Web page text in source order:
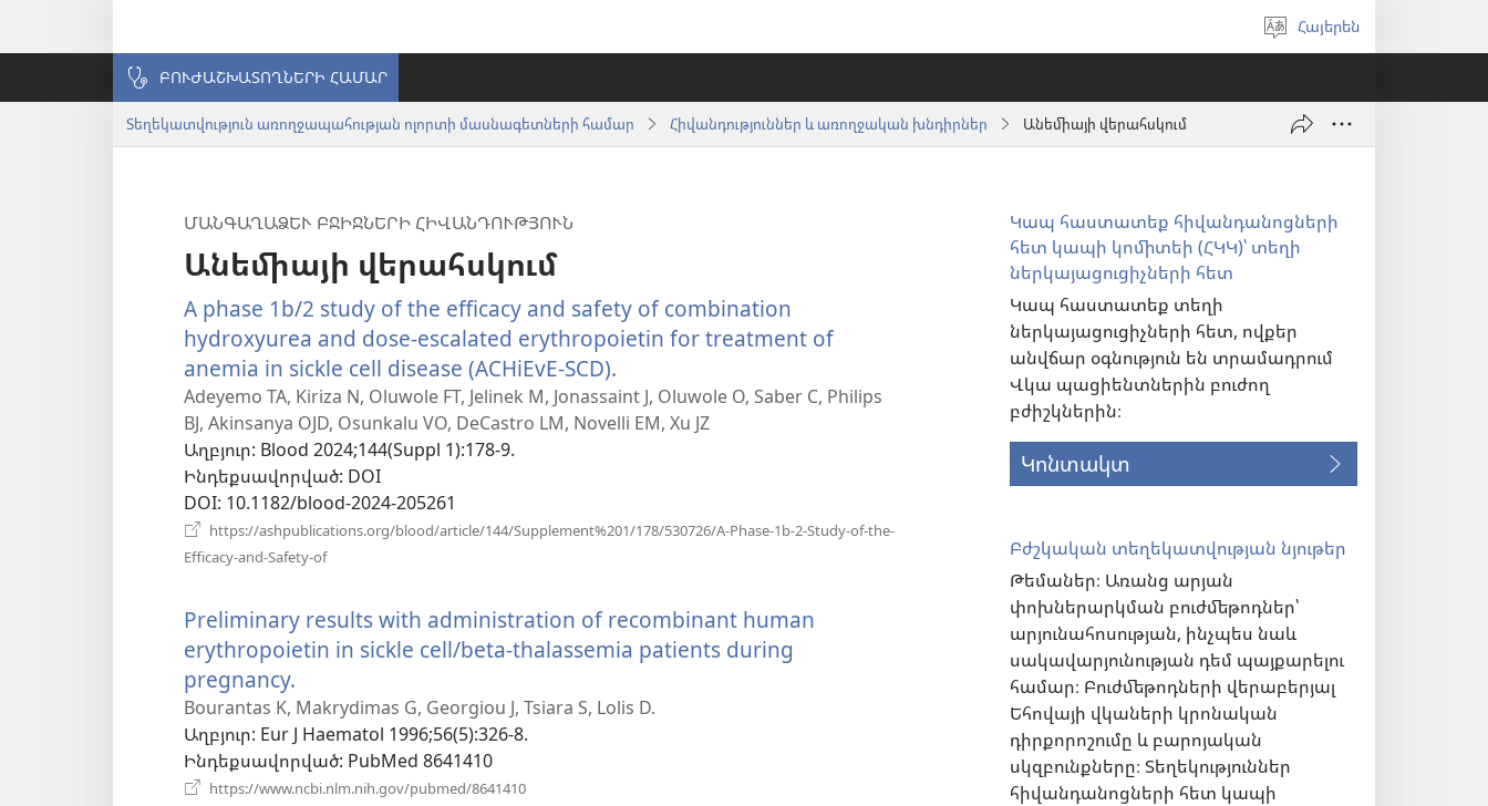
Ընտրել
լեզուն
Հայերեն
ԲՈՒԺԱՇԽԱՏՈՂՆԵՐԻ ՀԱՄԱՐ
Տեղեկատվություն առողջապահության ոլորտի մասնագետների համար Հիվանդություններ և առողջական խնդիրներ Անեմիայի վերահսկում
ՄԱՆԳԱՂԱՁԵՒ ԲՋԻՋՆԵՐԻ ՀԻՎԱՆԴՈՒԹՅՈՒՆ
Անեմիայի վերահսկում
A phase 1b/2 study of the efficacy and safety of combination
hydroxyurea and dose-escalated erythropoietin for treatment of
anemia in sickle cell disease (ACHiEvE-SCD).
է
նոր
Adeyemo TA, Kiriza N, Oluwole FT, Jelinek M, Jonassaint J, Oluwole O, Saber C, Philips
BJ, Akinsanya OJD, Osunkalu VO, DeCastro LM, Novelli EM, Xu JZ
Աղբյուր‎: Blood 2024;144(Suppl 1):178-9.
Ինդեքսավորված‎: DOI
DOI‎: 10.1182/blood-2024-205261
https://ashpublications.org/blood/article/144/Supplement%201/178/530726/A-Phase-1b-2-Study-of-the-
Efficacy-and-Safety-of(բացվում
պատուհան)
Preliminary results with administration of recombinant human
erythropoietin in sickle cell/beta-thalassemia patients during
pregnancy.
է
նոր
պատուհան)
Bourantas K, Makrydimas G, Georgiou J, Tsiara S, Lolis D.
Աղբյուր‎: Eur J Haematol 1996;56(5):326-8.
Ինդեքսավորված‎: PubMed 8641410
https://www.ncbi.nlm.nih.gov/pubmed/8641410
Կապ հաստատեք հիվանդանոցների
հետ կապի կոմիտեի (ՀԿԿ)՝ տեղի
ներկայացուցիչների հետ
Կապ հաստատեք տեղի
ներկայացուցիչների հետ, ովքեր
անվճար օգնություն են տրամադրում
Վկա պացիենտներին բուժող
բժիշկներին։
Կոնտակտ
Բժշկական տեղեկատվության նյութեր
Թեմաներ։ Առանց արյան
փոխներարկման բուժմեթոդներ՝
արյունահոսության, ինչպես նաև
սակավարյունության դեմ պայքարելու
համար։ Բուժմեթոդների վերաբերյալ
Եհովայի վկաների կրոնական
դիրքորոշումը և բարոյական
սկզբունքները։ Տեղեկություններ
հիվանդանոցների հետ կապի